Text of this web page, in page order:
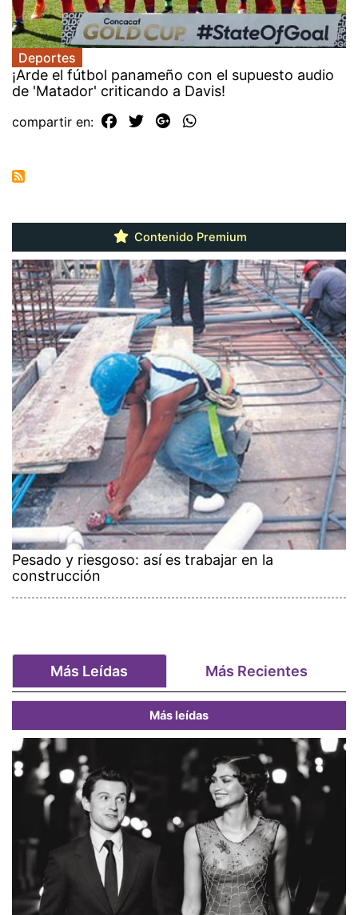
Deportes
¡Arde el fútbol panameño con el supuesto audio
de 'Matador' criticando a Davis!
compartir en:
Contenido Premium
Pesado y riesgoso: así es trabajar en la
construcción
Más Leídas Más Recientes
Más leídas